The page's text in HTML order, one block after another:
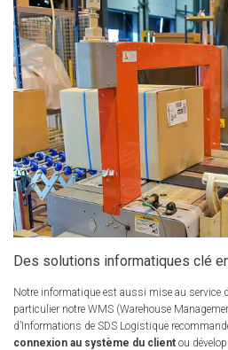
Des solutions informatiques clé
Notre informatique est aussi mise au service
particulier notre WMS (Warehouse
d’Informations de SDS Logistique
connexion au système du client ou